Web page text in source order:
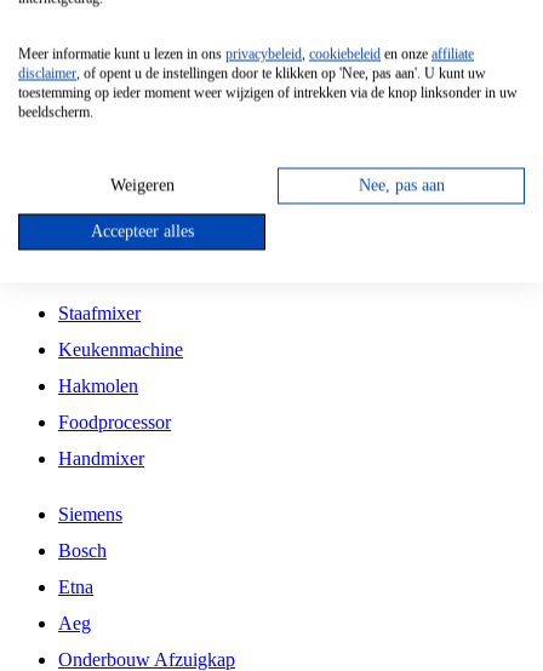
Vrijstaande Magnetron
Vrijstaande Kookplaat
Inbouw Gaskookplaat
Inbouw Keramische Kookplaat
Kookplaat Accessoires
Staafmixer
Keukenmachine
Hakmolen
Foodprocessor
Handmixer
Siemens
Bosch
Etna
Aeg
Onderbouw Afzuigkap
Meer informatie kunt u lezen in ons privacybeleid, cookiebeleid en onze affiliate
disclaimer, of opent u de instellingen door te klikken op 'Nee, pas aan'. U kunt uw
toestemming op ieder moment weer wijzigen of intrekken via de knop linksonder in uw
beeldscherm.
Weigeren Nee, pas aan
Accepteer alles